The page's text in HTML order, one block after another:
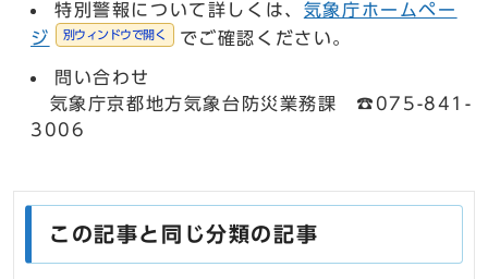
特別警報について詳しくは、 気象庁ホームペー
ジ
別ウィンドウで開く でご確認ください。
問い合わせ
気象庁京都地方気象台防災業務課 ☎075-841-
3006
この記事と同じ分類の記事